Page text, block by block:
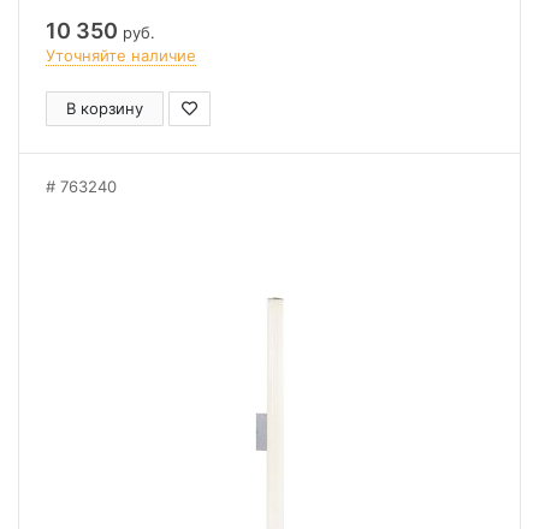
10 350 руб.
Уточняйте наличие
В корзину
763240